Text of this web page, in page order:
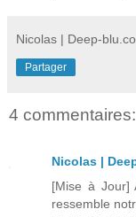
Nicolas | Deep-
Partager
4 commentaires:
Nicolas |
[Mise à Jour]
ressemble